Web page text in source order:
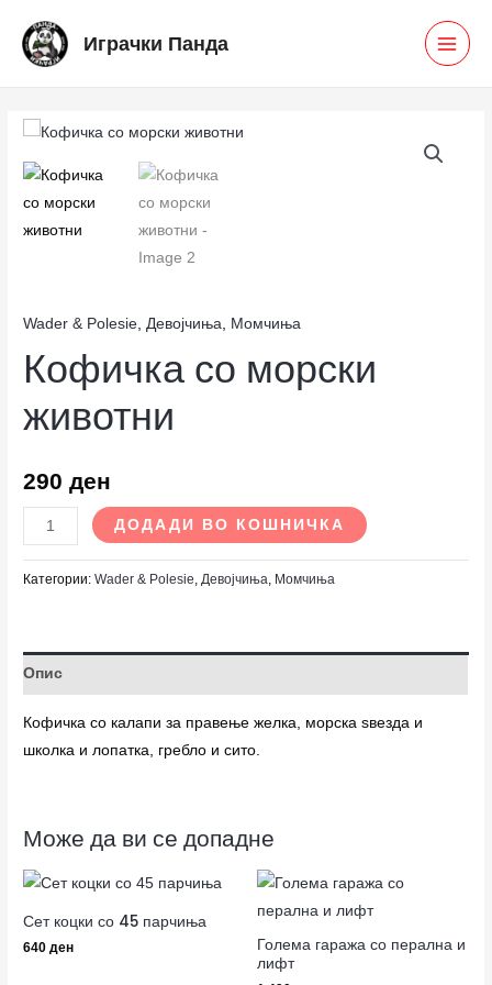
content
Играчки Панда
Wader & Polesie Девојчиња Момчиња
Кофичка со морски
животни
290 ден
Кофичка
со
морски
животни
ДОДАДИ ВО КОШНИЧКА
Категории:Wader & Polesie,Девојчиња, Момчиња
Опис
Кофичка со калапи за правење желка, морска ѕвезда и
школка и лопатка, гребло и сито.
Може да ви се допадне
Сет коцки со 45 парчиња
640ден
Голема гаража со перална и
лифт